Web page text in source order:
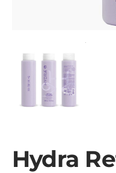
Hydra